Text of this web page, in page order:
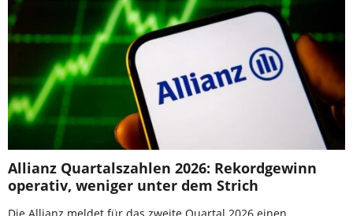
Allianz Quartalszahlen 2026: Rekordgewinn
operativ, weniger unter dem Strich
Die Allianz meldet für das zweite Quartal 2026 einen